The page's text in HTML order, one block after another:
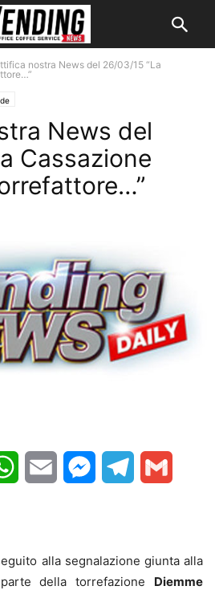
nostra News del 26/03/15 “La
News del
Cassazione
WhatsApp
Email MessengerTelegram
alla segnalazione giunta alla
della torrefazione Diemme